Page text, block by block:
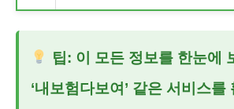
팁: 이 모든 정보를 한눈에
‘내보험다보여’ 같은 서비스를